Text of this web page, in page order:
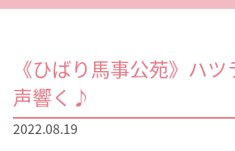
企業情報
個人情報保護方針
《ひばり馬事公苑》ハ
声響く♪
2022.08.19